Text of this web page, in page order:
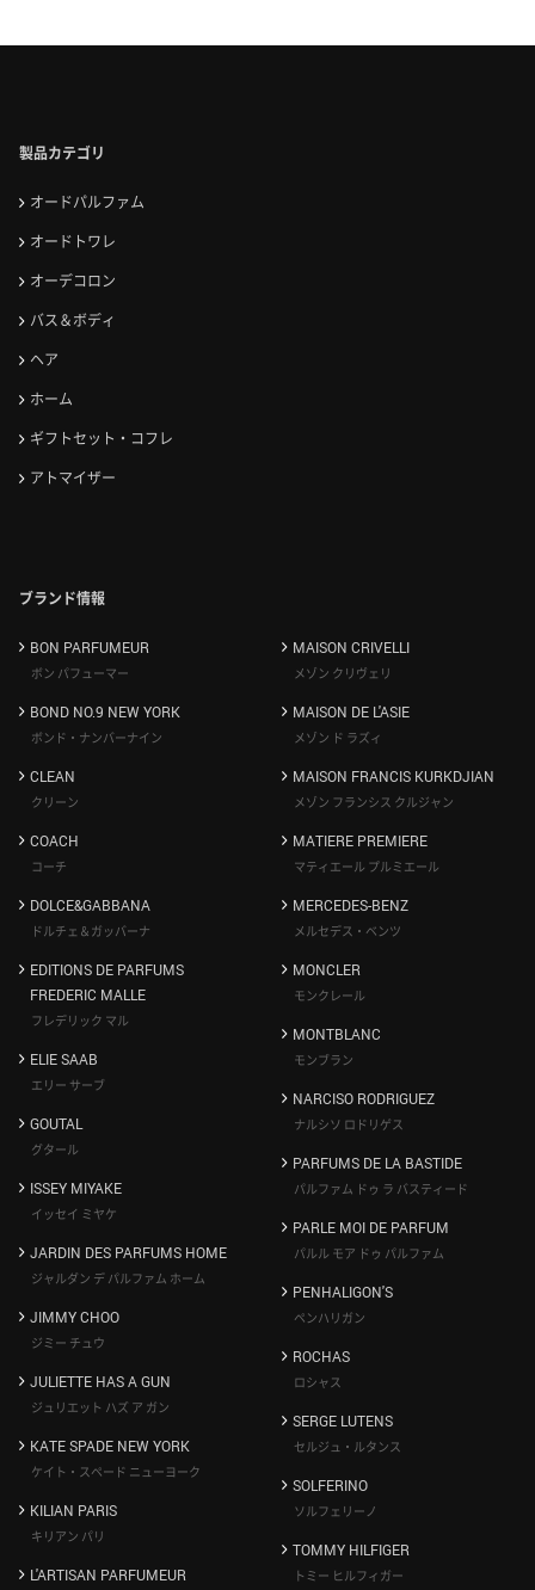
製品カテゴリ
オードパルファム
オードトワレ
オーデコロン
バス＆ボディ
ヘア
ホーム
ギフトセット・コフレ
アトマイザー
ブランド情報
BON PARFUMEUR
ボン パフューマー
BOND NO.9 NEW YORK
ボンド・ナンバーナイン
CLEAN
クリーン
COACH
コーチ
DOLCE&GABBANA
ドルチェ＆ガッバーナ
EDITIONS DE PARFUMS
FREDERIC MALLE
フレデリック マル
ELIE SAAB
エリー サーブ
GOUTAL
グタール
ISSEY MIYAKE
イッセイ ミヤケ
JARDIN DES PARFUMS HOME
ジャルダン デ パルファム ホーム
JIMMY CHOO
ジミー チュウ
JULIETTE HAS A GUN
ジュリエット ハズ ア ガン
KATE SPADE NEW YORK
ケイト・スペード ニューヨーク
KILIAN PARIS
キリアン パリ
L'ARTISAN PARFUMEUR
MAISON CRIVELLI
メゾン クリヴェリ
MAISON DE L'ASIE
メゾン ド ラズィ
MAISON FRANCIS KURKDJIAN
メゾン フランシス クルジャン
MATIERE PREMIERE
マティエール プルミエール
MERCEDES-BENZ
メルセデス・ベンツ
MONCLER
モンクレール
MONTBLANC
モンブラン
NARCISO RODRIGUEZ
ナルシソ ロドリゲス
PARFUMS DE LA BASTIDE
パルファム ドゥ ラ バスティード
PARLE MOI DE PARFUM
パルル モア ドゥ パルファム
PENHALIGON'S
ペンハリガン
ROCHAS
ロシャス
SERGE LUTENS
セルジュ・ルタンス
SOLFERINO
ソルフェリーノ
TOMMY HILFIGER
トミー ヒルフィガー